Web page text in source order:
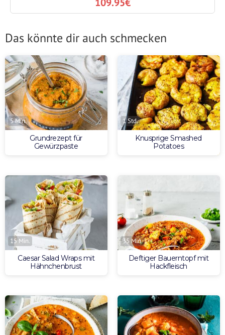
Das könnte dir auch schmecken
5 Min.
Grundrezept für
Gewürzpaste
1 Std.
Knusprige Smashed
Potatoes
15 Min.
Caesar Salad Wraps mit
Hähnchenbrust
35 Min.
Deftiger Bauerntopf mit
Hackfleisch